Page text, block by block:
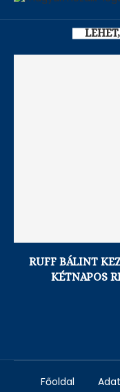
RUFF BÁLINT
KÉTNAPOS
Főoldal